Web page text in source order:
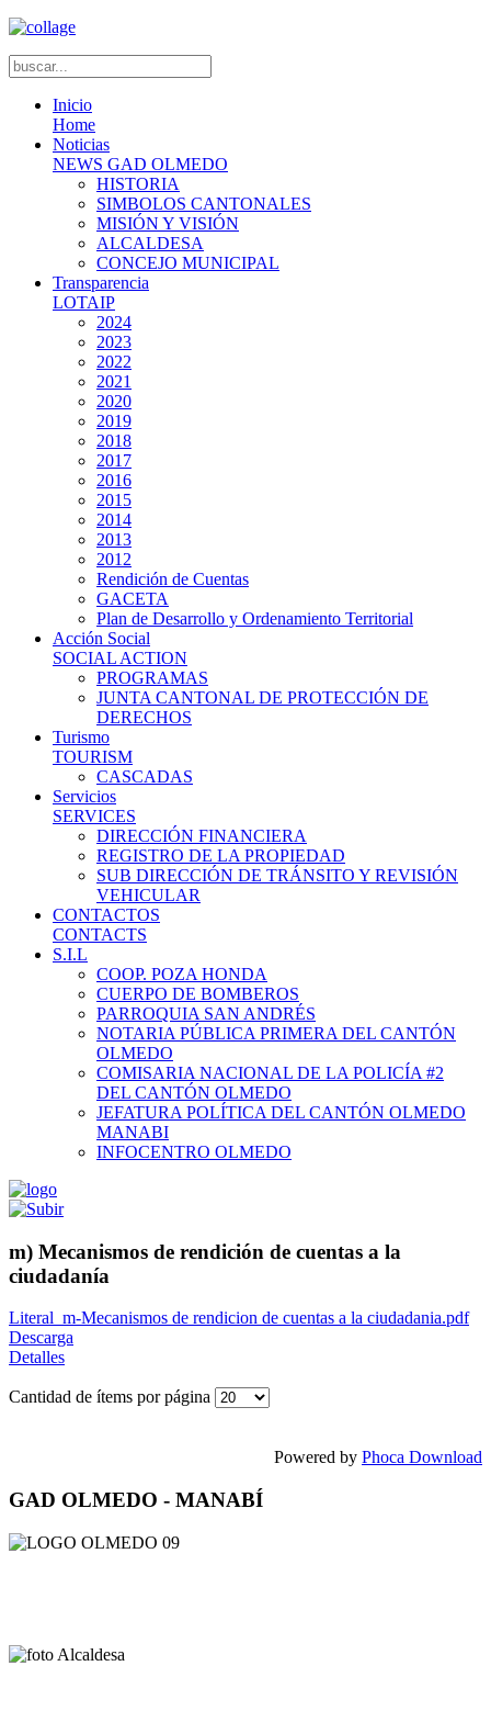
Inicio
Home
Noticias
NEWS GAD OLMEDO
HISTORIA
SIMBOLOS CANTONALES
MISIÓN Y VISIÓN
ALCALDESA
CONCEJO MUNICIPAL
Transparencia
LOTAIP
2024
2023
2022
2021
2020
2019
2018
2017
2016
2015
2014
2013
2012
Rendición de Cuentas
GACETA
Plan de Desarrollo y Ordenamiento Territorial
Acción Social
SOCIAL ACTION
PROGRAMAS
JUNTA CANTONAL DE PROTECCIÓN DE
DERECHOS
Turismo
TOURISM
CASCADAS
Servicios
SERVICES
DIRECCIÓN FINANCIERA
REGISTRO DE LA PROPIEDAD
SUB DIRECCIÓN DE TRÁNSITO Y REVISIÓN
VEHICULAR
CONTACTOS
CONTACTS
S.I.L
COOP. POZA HONDA
CUERPO DE BOMBEROS
PARROQUIA SAN ANDRÉS
NOTARIA PÚBLICA PRIMERA DEL CANTÓN
OLMEDO
COMISARIA NACIONAL DE LA POLICÍA #2
DEL CANTÓN OLMEDO
JEFATURA POLÍTICA DEL CANTÓN OLMEDO
MANABI
INFOCENTRO OLMEDO
m) Mecanismos de rendición de cuentas a la
ciudadanía
Literal_m-Mecanismos de rendicion de cuentas a la ciudadania.pdf
Descarga
Detalles
Cantidad de ítems por página
Powered by Phoca Download
GAD OLMEDO - MANABÍ